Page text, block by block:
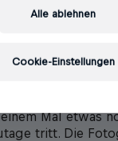
Mal etwas
tritt. Die
Alle ablehnen
Cookie-Einstellungen